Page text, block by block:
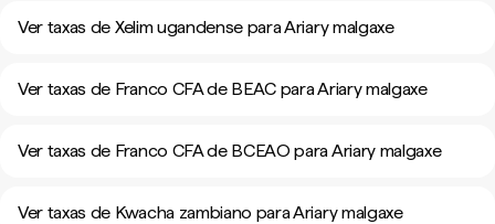
Ver taxas de Xelim ugandense para Ariary malgaxe
Ver taxas de Franco CFA de BEAC para Ariary malgaxe
Ver taxas de Franco CFA de BCEAO para Ariary malgaxe
Ver taxas de Kwacha zambiano para Ariary malgaxe